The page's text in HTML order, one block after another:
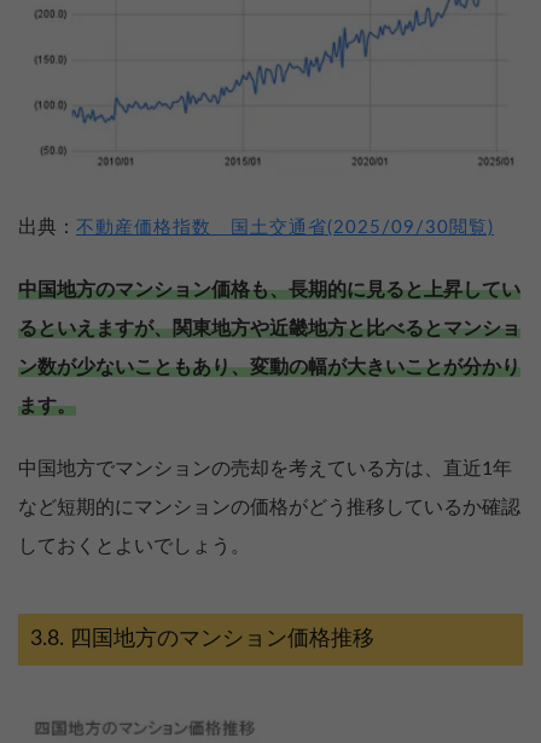
出典： 不動産価格指数 国土交通省(2025/09/30閲覧)
中国地方のマンション価格も、長期的に見ると上昇してい
るといえますが、関東地方や近畿地方と比べるとマンショ
ン数が少ないこともあり、変動の幅が大きいことが分かり
ます。
中国地方でマンションの売却を考えている方は、直近1年
など短期的にマンションの価格がどう推移しているか確認
しておくとよいでしょう。
四国地方のマンション価格推移